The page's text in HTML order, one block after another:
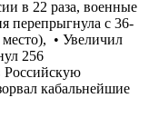
в 22 раза, военные
перепрыгнула с 36-
• Увеличил
256
Российскую
кабальнейшие